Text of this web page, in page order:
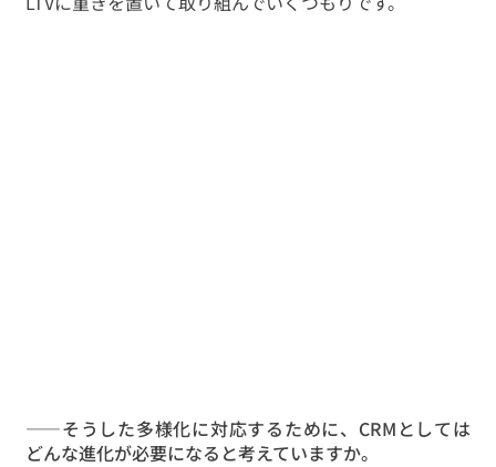
——そうした多様化に対応するために、CRMとしては
どんな進化が必要になると考えていますか。